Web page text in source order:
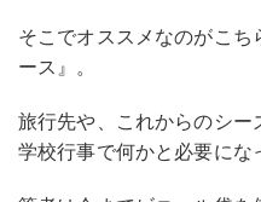
そこでオススメなのがこ
ース』。
旅行先や、これからのシ
学校行事で何かと必要にな